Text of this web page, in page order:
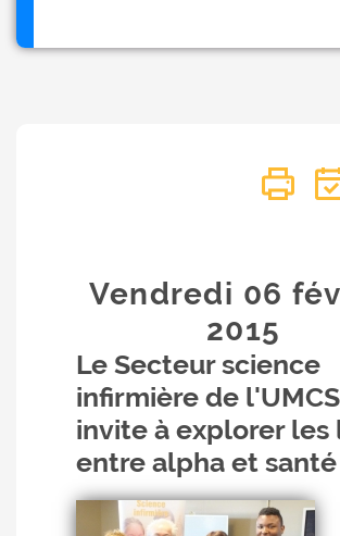
Vendredi 06
2015
Le Secteur science
infirmière de l'UMCS
invite à explorer les
entre alpha et santé